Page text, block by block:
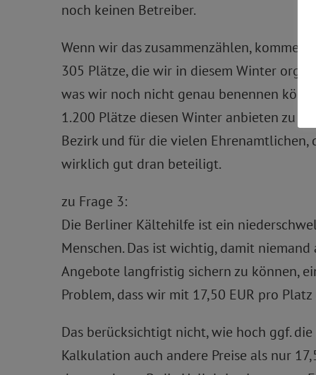
noch keinen Betreiber.
Wenn wir das zusammenzählen,
305 Plätze, die wir in diesem Winter
was wir noch nicht genau benennen
1.200 Plätze diesen Winter anbieten zu
Bezirk und für die vielen
wirklich gut dran beteiligt.
zu Frage 3:
Die Berliner Kältehilfe ist ein
Menschen. Das ist wichtig, damit
Angebote langfristig sichern zu können,
Problem, dass wir mit 17,50 EUR pro
Das berücksichtigt nicht, wie hoch ggf.
Kalkulation auch andere Preise als nur